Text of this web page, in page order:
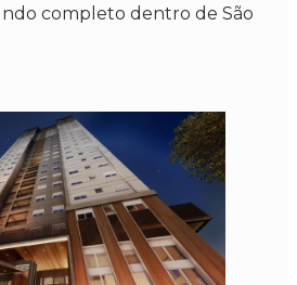
completo dentro de São